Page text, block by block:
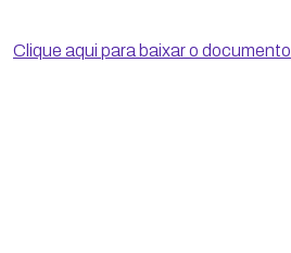
Clique aqui para baixar o documento